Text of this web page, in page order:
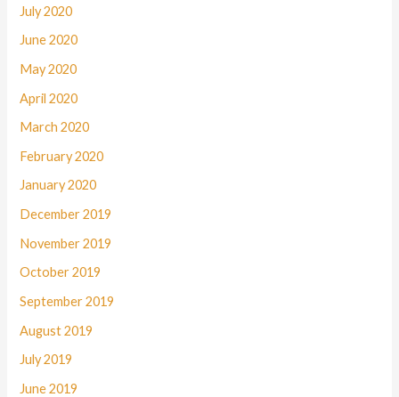
July 2020
June 2020
May 2020
April 2020
March 2020
February 2020
January 2020
December 2019
November 2019
October 2019
September 2019
August 2019
July 2019
June 2019